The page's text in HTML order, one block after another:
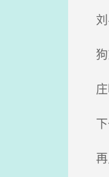
刘
狗
庄
下
再